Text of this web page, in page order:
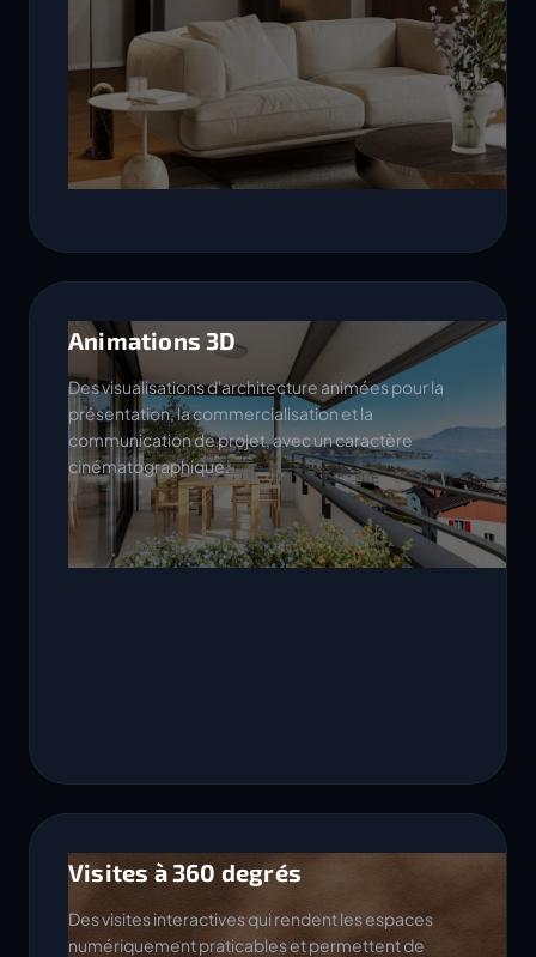
Animations 3D
Des visualisations d'architecture animées pour la
présentation, la commercialisation et la
communication de projet, avec un caractère
cinématographique.
Visites à 360 degrés
Des visites interactives qui rendent les espaces
numériquement praticables et permettent de